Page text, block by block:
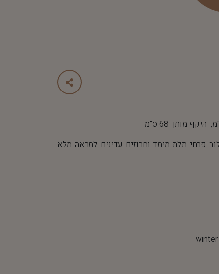
פרחי תלת מימד וחרוזים עדינים למראה מלא